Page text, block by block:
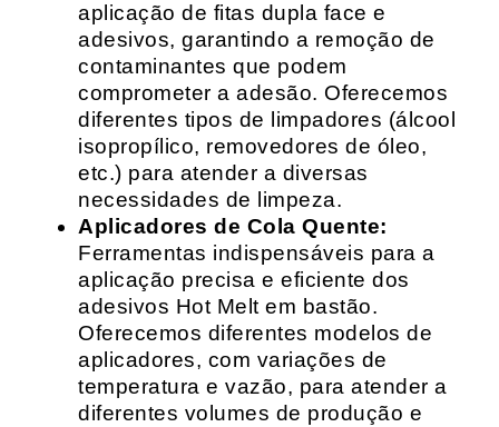
aplicação de fitas dupla face e
adesivos, garantindo a remoção de
contaminantes que podem
comprometer a adesão. Oferecemos
diferentes tipos de limpadores (álcool
isopropílico, removedores de óleo,
etc.) para atender a diversas
necessidades de limpeza.
Aplicadores de Cola Quente:
Ferramentas indispensáveis para a
aplicação precisa e eficiente dos
adesivos Hot Melt em bastão.
Oferecemos diferentes modelos de
aplicadores, com variações de
temperatura e vazão, para atender a
diferentes volumes de produção e